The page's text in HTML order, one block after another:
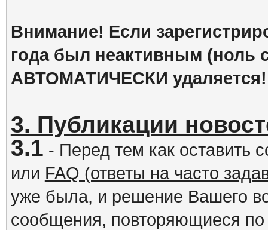
Внимание! Если
года был неактивным (ноль
АВТОМАТИЧЕСКИ удаляется!
3. Публикации
3.1 - Перед тем как оставить
или FAQ (ответы на часто
уже была, и решение Вашего
сообщения, повторяющиеся